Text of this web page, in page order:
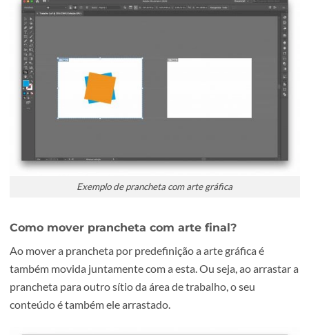
para “Página”. Então, voltando ao ícone “Ferramenta
várias pranchetas são alterados para “Página-1”,
“Página-3”, etc.
Mover pranchetas
A movimentação das pranchetas pode ser feita de forma